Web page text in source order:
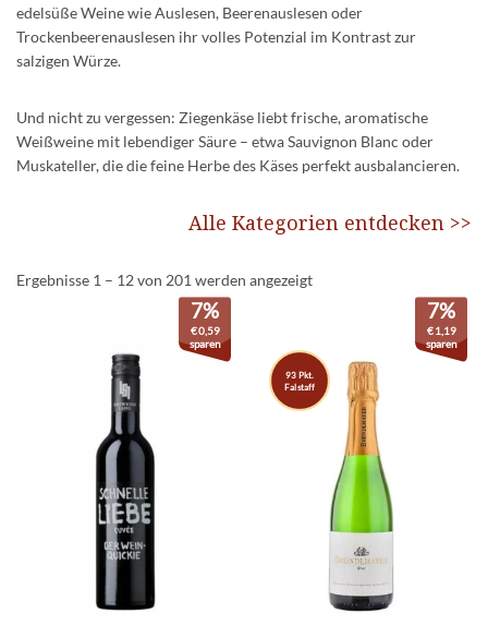
edelsüße Weine wie Auslesen, Beerenauslesen oder
Trockenbeerenauslesen ihr volles Potenzial im Kontrast zur
salzigen Würze.
Und nicht zu vergessen: Ziegenkäse liebt frische, aromatische
Weißweine mit lebendiger Säure – etwa Sauvignon Blanc oder
Muskateller, die die feine Herbe des Käses perfekt ausbalancieren.
Alle Kategorien entdecken >>
Ergebnisse 1 – 12 von 201 werden angezeigt
7%
€0,59
sparen
93 Pkt.
Falstaff
7%
€1,19
sparen